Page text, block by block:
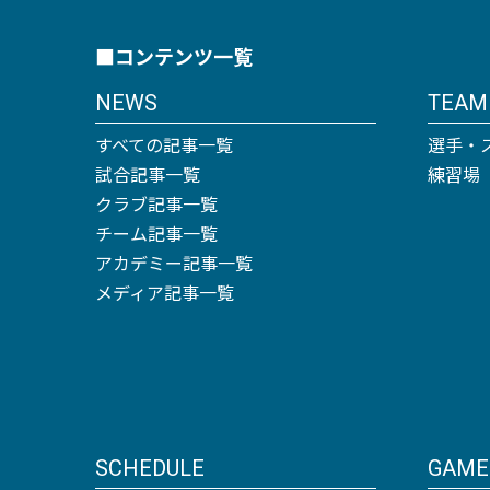
■コンテンツ一覧
NEWS
すべての記事一覧
試合記事一覧
クラブ記事一覧
チーム記事一覧
アカデミー記事一覧
メディア記事一覧
SCHEDULE
TEAM
選手・
練習場
GAME